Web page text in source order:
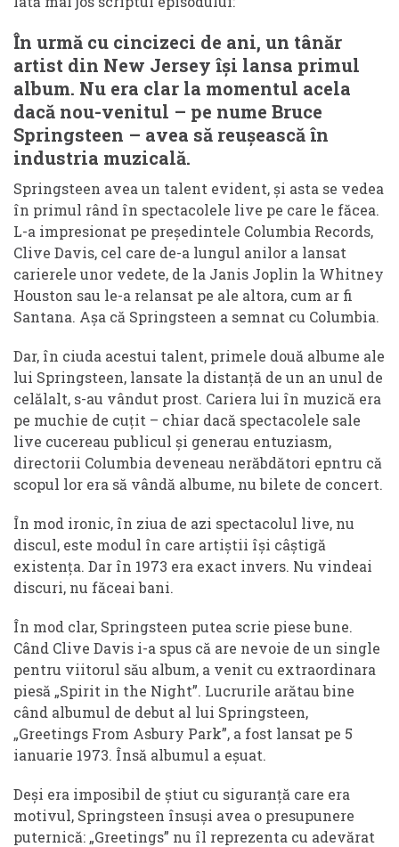
În urmă cu cincizeci de ani, un tânăr
artist din New Jersey își lansa primul
album. Nu era clar la momentul acela
dacă nou-venitul – pe nume Bruce
Springsteen – avea să reușească în
industria muzicală.
Springsteen avea un talent evident, și asta se vedea
în primul rând în spectacolele live pe care le făcea.
L-a impresionat pe președintele Columbia Records,
Clive Davis, cel care de-a lungul anilor a lansat
carierele unor vedete, de la Janis Joplin la Whitney
Houston sau le-a relansat pe ale altora, cum ar fi
Santana. Așa că Springsteen a semnat cu Columbia.
Dar, în ciuda acestui talent, primele două albume ale
lui Springsteen, lansate la distanță de un an unul de
celălalt, s-au vândut prost. Cariera lui în muzică era
pe muchie de cuțit – chiar dacă spectacolele sale
live cucereau publicul și generau entuziasm,
directorii Columbia deveneau nerăbdători epntru că
scopul lor era să vândă albume, nu bilete de concert.
În mod ironic, în ziua de azi spectacolul live, nu
discul, este modul în care artiștii își câștigă
existența. Dar în 1973 era exact invers. Nu vindeai
discuri, nu făceai bani.
În mod clar, Springsteen putea scrie piese bune.
Când Clive Davis i-a spus că are nevoie de un single
pentru viitorul său album, a venit cu extraordinara
piesă „Spirit in the Night”. Lucrurile arătau bine
când albumul de debut al lui Springsteen,
„Greetings From Asbury Park”, a fost lansat pe 5
ianuarie 1973. Însă albumul a eşuat.
Deși era imposibil de știut cu siguranță care era
motivul, Springsteen însuși avea o presupunere
puternică: „Greetings” nu îl reprezenta cu adevărat